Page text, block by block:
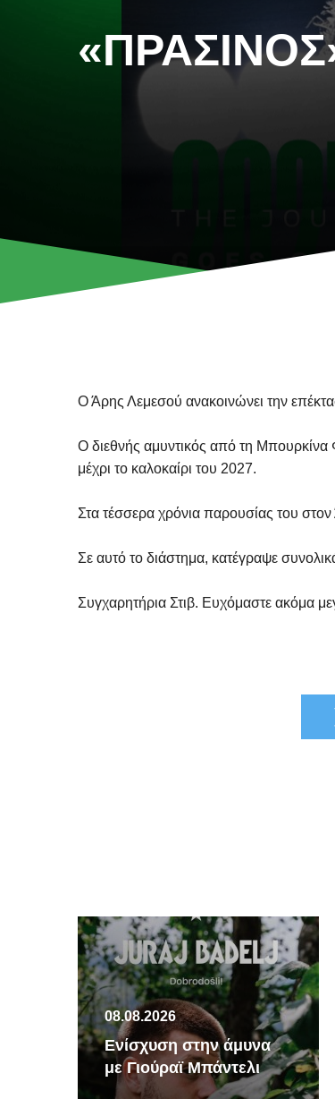
Ο Άρης Λεμεσού ανακοινώνει την
Ο διεθνής αμυντικός από τη Μπουρκίνα
μέχρι το καλοκαίρι του 2027.
Στα τέσσερα χρόνια παρουσίας του
Σε αυτό το διάστημα, κατέγραψε
Συγχαρητήρια Στιβ. Ευχόμαστε ακόμα
08.08.2026
Ενίσχυση στην άμυνα
με Γιούραϊ Μπάντελι